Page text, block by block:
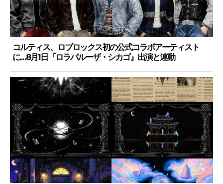
コルティス、ロブロックス初の公式コラボアーティスト
に…8月1日『ロラパルーザ・シカゴ』出演と連動